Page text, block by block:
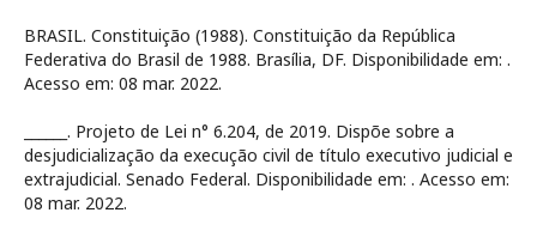
BRASIL. Constituição (1988). Constituição da República
Federativa do Brasil de 1988. Brasília, DF. Disponibilidade em: .
Acesso em: 08 mar. 2022.
______. Projeto de Lei n° 6.204, de 2019. Dispõe sobre a
desjudicialização da execução civil de título executivo judicial e
extrajudicial. Senado Federal. Disponibilidade em: . Acesso em:
08 mar. 2022.